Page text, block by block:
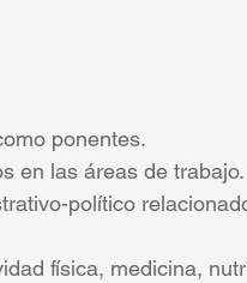
ponentes.
en las áreas de trabajo.
político
física, medicina,